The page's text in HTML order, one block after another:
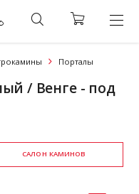
Порталы
/ Венге - под
САЛОН КАМИНОВ